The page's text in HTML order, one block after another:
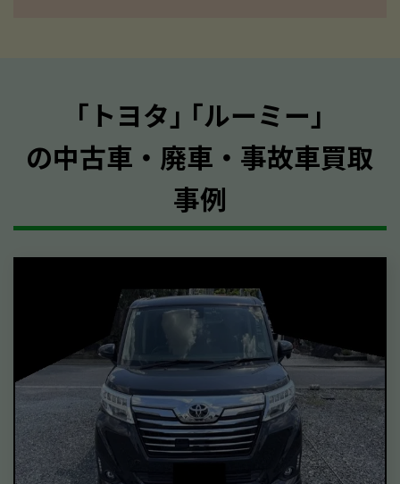
｢トヨタ｣ ｢ルーミー｣
の中古車・廃車・事故車買取
事例